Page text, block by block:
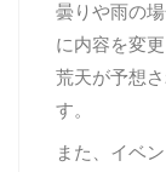
曇りや雨の
に内容を変更
荒天が予想
す。
また、イベ